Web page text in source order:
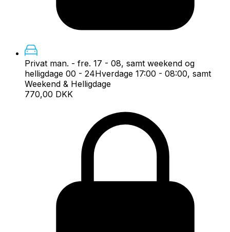
Privat man. - fre. 17 - 08, samt weekend og
helligdage 00 - 24Hverdage 17:00 - 08:00, samt
Weekend & Helligdage
770,00 DKK